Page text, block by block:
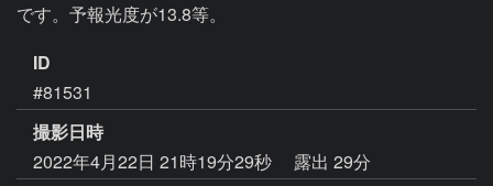
です。予報光度が13.8等。
ID
#81531
撮影日時
2022年4月22日 21時19分29秒
露出 29分